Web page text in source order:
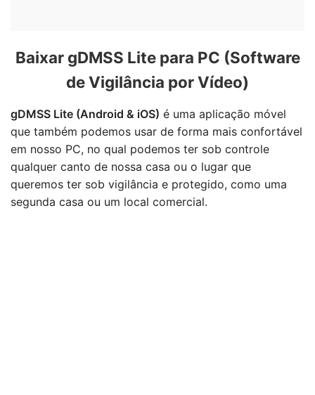
Baixar gDMSS Lite para PC (Software
de Vigilância por Vídeo)
gDMSS Lite (Android & iOS) é uma aplicação móvel
que também podemos usar de forma mais confortável
em nosso PC, no qual podemos ter sob controle
qualquer canto de nossa casa ou o lugar que
queremos ter sob vigilância e protegido, como uma
segunda casa ou um local comercial.